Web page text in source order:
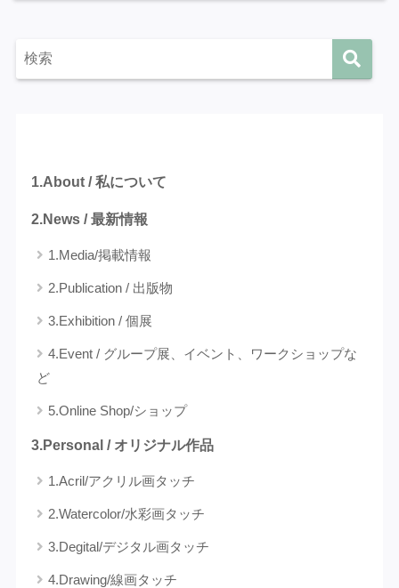
1.About / 私について
2.News / 最新情報
1.Media/掲載情報
2.Publication / 出版物
3.Exhibition / 個展
4.Event / グループ展、イベント、ワークショップな
ど
5.Online Shop/ショップ
3.Personal / オリジナル作品
1.Acril/アクリル画タッチ
2.Watercolor/水彩画タッチ
3.Degital/デジタル画タッチ
4.Drawing/線画タッチ